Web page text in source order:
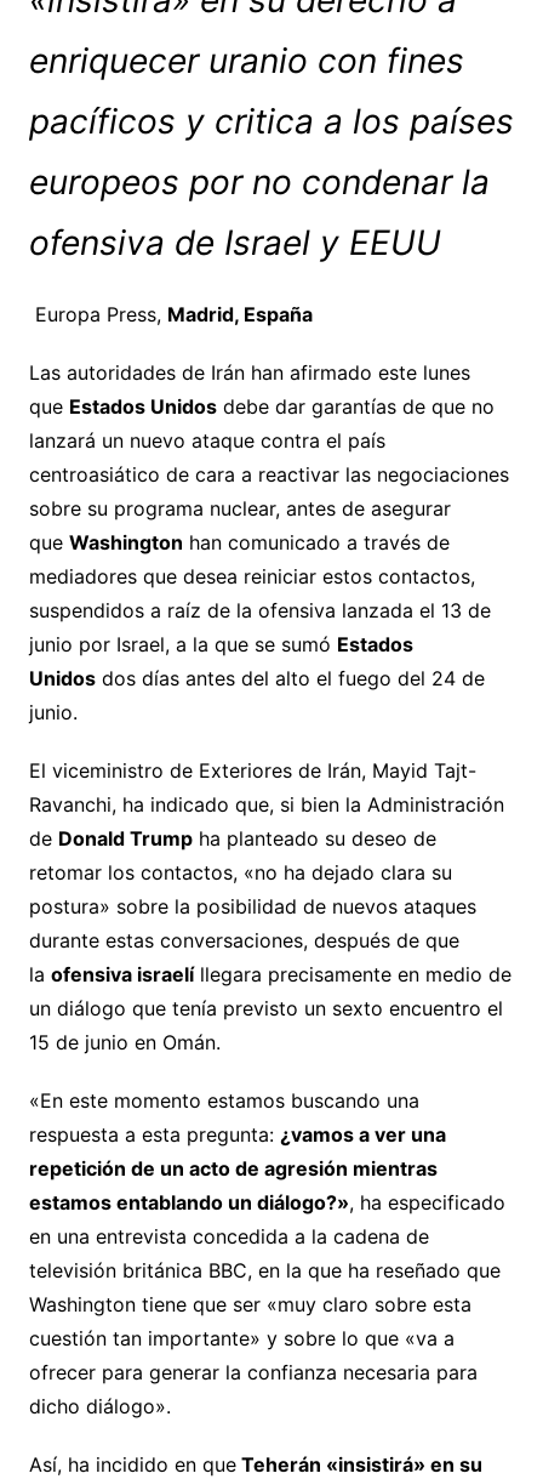
enriquecer uranio con fines
pacíficos y critica a los países
europeos por no condenar la
ofensiva de Israel y EEUU
Europa Press, Madrid, España
Las autoridades de Irán han afirmado este lunes
que Estados Unidosdebe dar garantías de que no
lanzará un nuevo ataque contra el país
centroasiático de cara a reactivar las negociaciones
sobre su programa nuclear, antes de asegurar
que Washington han comunicado a través de
mediadores que desea reiniciar estos contactos,
suspendidos a raíz de la ofensiva lanzada el 13 de
junio por Israel, a la que se sumó Estados
Unidosdos días antes del alto el fuego del 24 de
junio.
El viceministro de Exteriores de Irán, Mayid Tajt-
Ravanchi, ha indicado que, si bien la Administración
de Donald Trumpha planteado su deseo de
retomar los contactos, «no ha dejado clara su
postura» sobre la posibilidad de nuevos ataques
durante estas conversaciones, después de que
la ofensiva israelíllegara precisamente en medio de
un diálogo que tenía previsto un sexto encuentro el
15 de junio en Omán.
«En este momento estamos buscando una
respuesta a esta pregunta: ¿vamos a ver una
repetición de un acto de agresión mientras
estamos entablando un diálogo?», ha especificado
en una entrevista concedida a la cadena de
televisión británica BBC, en la que ha reseñado que
Washington tiene que ser «muy claro sobre esta
cuestión tan importante» y sobre lo que «va a
ofrecer para generar la confianza necesaria para
dicho diálogo».
Así, ha incidido en queTeherán «insistirá» en su